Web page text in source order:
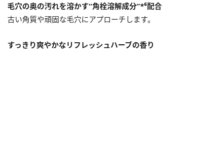
毛穴の奥の汚れを溶かす“角栓溶解成分”*⁶配合
古い角質や頑固な毛穴にアプローチします。
すっきり爽やかなリフレッシュハーブの香り